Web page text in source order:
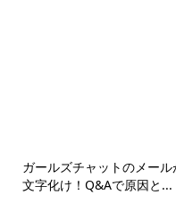
ガールズチャットのメール
文字化け！Q&Aで原因と...